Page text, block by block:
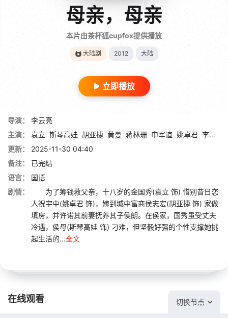
母亲，母亲
本片由茶杯狐cupfox提供播放
大陆剧 2012 大陆
立即播放
导演：
李云亮
主演：
袁立 斯琴高娃 胡亚捷 黄曼 蒋林珊 申军谊 姚卓君 李东霖
更新：
2025-11-30 04:40
备注：
已完结
语言：
国语
剧情：
为了筹钱救父亲，十八岁的金国秀(袁立 饰) 惜别昔日恋
人祝宇中(姚卓君 饰)，嫁到城中富商侯志宏(胡亚捷 饰) 家做
填房，并许诺其前妻抚养其子侯朗。在侯家，国秀虽受丈夫
冷遇，侯母(斯琴高娃 饰) 刁难，但坚毅好强的个性支撑她挑
起生活的...全文
在线观看 切换节点